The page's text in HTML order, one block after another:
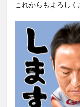
これからもよろし